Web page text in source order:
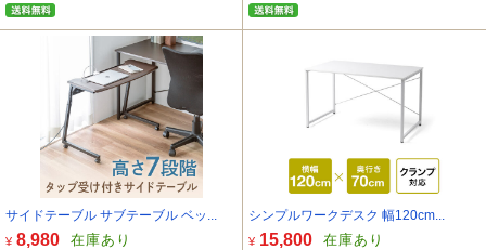
サイドテーブル サブテーブル ベッ...
¥ 8,980 在庫あり
シンプルワークデスク 幅120cm...
¥ 15,800 在庫あり